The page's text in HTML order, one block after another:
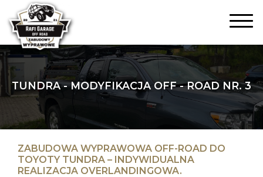
TUNDRA - MODYFIKACJA OFF - ROAD NR. 3
ZABUDOWA WYPRAWOWA OFF-ROAD DO
TOYOTY TUNDRA – INDYWIDUALNA
REALIZACJA OVERLANDINGOWA.